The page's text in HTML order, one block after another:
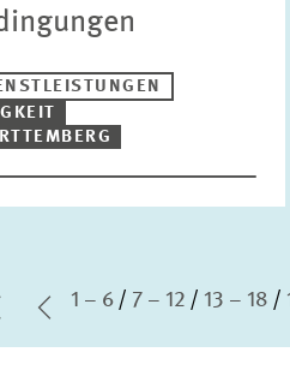
Seite
Vorherige Seite
1 – 6 7 – 12 13 – 18